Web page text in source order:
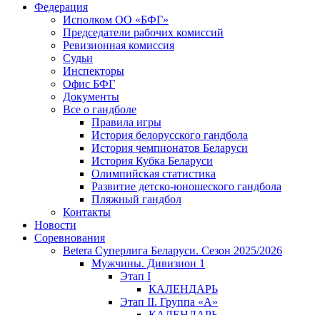
Федерация
Исполком ОО «БФГ»
Председатели рабочих комиссий
Ревизионная комиссия
Судьи
Инспекторы
Офис БФГ
Документы
Все о гандболе
Правила игры
История белорусского гандбола
История чемпионатов Беларуси
История Кубка Беларуси
Олимпийская статистика
Развитие детско-юношеского гандбола
Пляжный гандбол
Контакты
Новости
Соревнования
Betera Суперлига Беларуси. Сезон 2025/2026
Мужчины. Дивизион 1
Этап I
КАЛЕНДАРЬ
Этап II. Группа «А»